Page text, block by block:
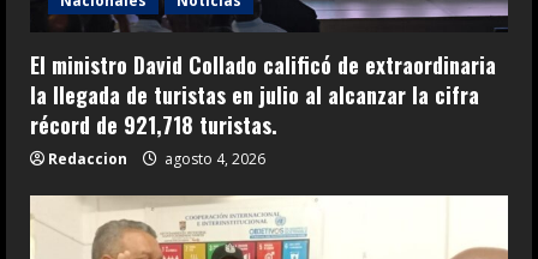
El ministro David Collado calificó de extraordinaria
la llegada de turistas en julio al alcanzar la cifra
récord de 921,718 turistas.
Redaccion agosto 4, 2026